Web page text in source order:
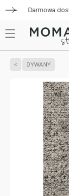
Darmowa
DYWANY